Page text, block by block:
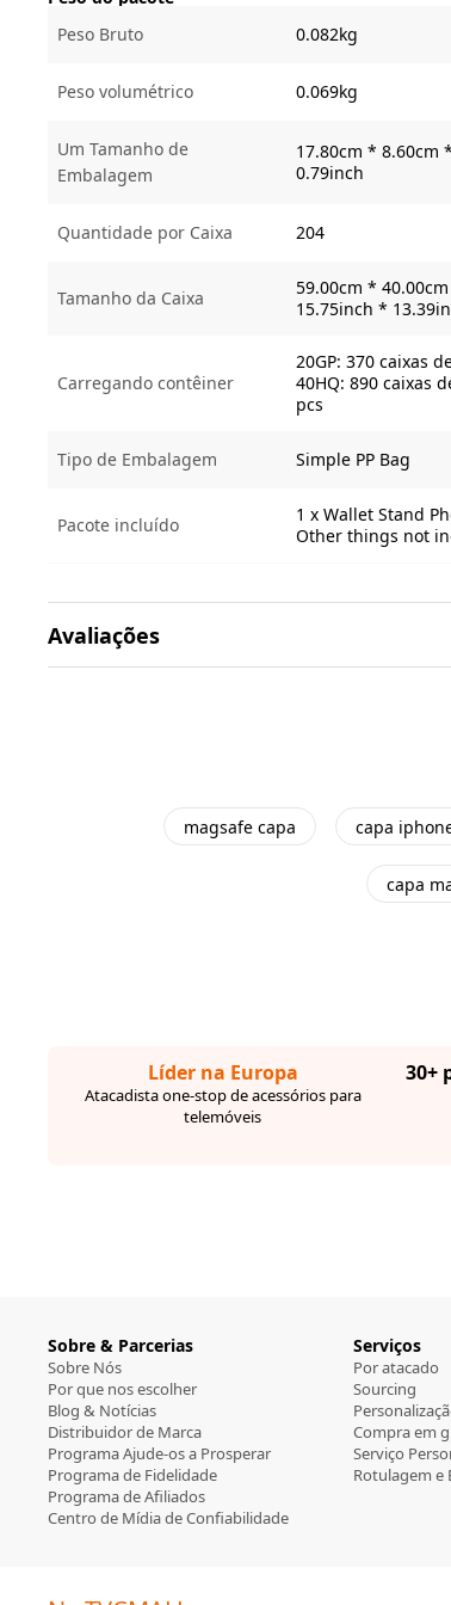
Peso Bruto
0.082kg
Peso volumétrico 0.069kg
Um Tamanho de
Embalagem
17.80cm * 8.60cm
0.79inch
Quantidade por Caixa 204
Tamanho da Caixa
59.00cm *
15.75inch *
Carregando contêiner
20GP: 370 caixas
40HQ: 890 caixas
pcs
Tipo de Embalagem Simple PP Bag
Pacote incluído
1 x Wallet Stand
Other things not
Avaliações
magsafe capa capa
capa
Líder na Europa
Atacadista one-stop de acessórios para
telemóveis
30+
Sobre & Parcerias
Sobre Nós
Por que nos escolher
Blog & Notícias
Distribuidor de Marca
Programa Ajude-os a Prosperar
Programa de Fidelidade
Programa de Afiliados
Centro de Mídia de Confiabilidade
Serviços
Por atacado
Sourcing
Compra em
Serviço
Rotulagem e